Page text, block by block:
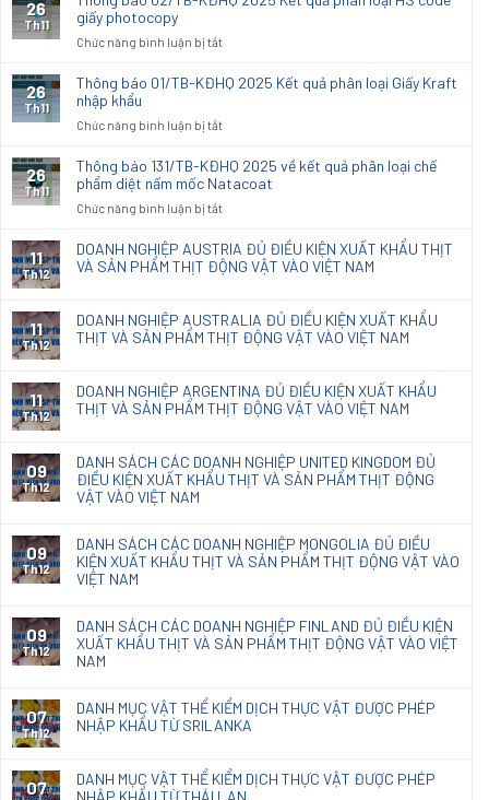
quả
loại
quan
thoi
nhập
khẩu
sx
đồ
2025
quả
loại
code
Giấy
26
Th11
giấy photocopy
Chức năng bình luận bị tắtở
báo
2025
quả
phân
loại
code
giấy
26
Th11
Thông báo 01/TB-KĐHQ 2025 Kết quả phân loại Giấy Kraft
nhập khẩu
Chức năng bình luận bị tắtở
báo
01/TB-
2025
quả
phân
Kraft
nhập
26
Th11
Thông báo 131/TB-KĐHQ 2025 về kết quả phân loại chế
phẩm diệt nấm mốc Natacoat
Chức năng bình luận bị tắtở
báo
131/TB-
về
kết
loại
chế
nấm
mốc
11
Th12
DOANH NGHIỆP AUSTRIA ĐỦ ĐIỀU KIỆN XUẤT KHẨU THỊT
VÀ SẢN PHẨM THỊT ĐỘNG VẬT VÀO VIỆT NAM
11
Th12
DOANH NGHIỆP AUSTRALIA ĐỦ ĐIỀU KIỆN XUẤT KHẨU
THỊT VÀ SẢN PHẨM THỊT ĐỘNG VẬT VÀO VIỆT NAM
11
Th12
DOANH NGHIỆP ARGENTINA ĐỦ ĐIỀU KIỆN XUẤT KHẨU
THỊT VÀ SẢN PHẨM THỊT ĐỘNG VẬT VÀO VIỆT NAM
09
Th12
DANH SÁCH CÁC DOANH NGHIỆP UNITED KINGDOM ĐỦ
ĐIỀU KIỆN XUẤT KHẨU THỊT VÀ SẢN PHẨM THỊT ĐỘNG
VẬT VÀO VIỆT NAM
09
Th12
DANH SÁCH CÁC DOANH NGHIỆP MONGOLIA ĐỦ ĐIỀU
KIỆN XUẤT KHẨU THỊT VÀ SẢN PHẨM THỊT ĐỘNG VẬT VÀO
VIỆT NAM
09
Th12
DANH SÁCH CÁC DOANH NGHIỆP FINLAND ĐỦ ĐIỀU KIỆN
XUẤT KHẨU THỊT VÀ SẢN PHẨM THỊT ĐỘNG VẬT VÀO VIỆT
NAM
07
Th12
DANH MỤC VẬT THỂ KIỂM DỊCH THỰC VẬT ĐƯỢC PHÉP
NHẬP KHẨU TỪ SRILANKA
07
DANH MỤC VẬT THỂ KIỂM DỊCH THỰC VẬT ĐƯỢC PHÉP